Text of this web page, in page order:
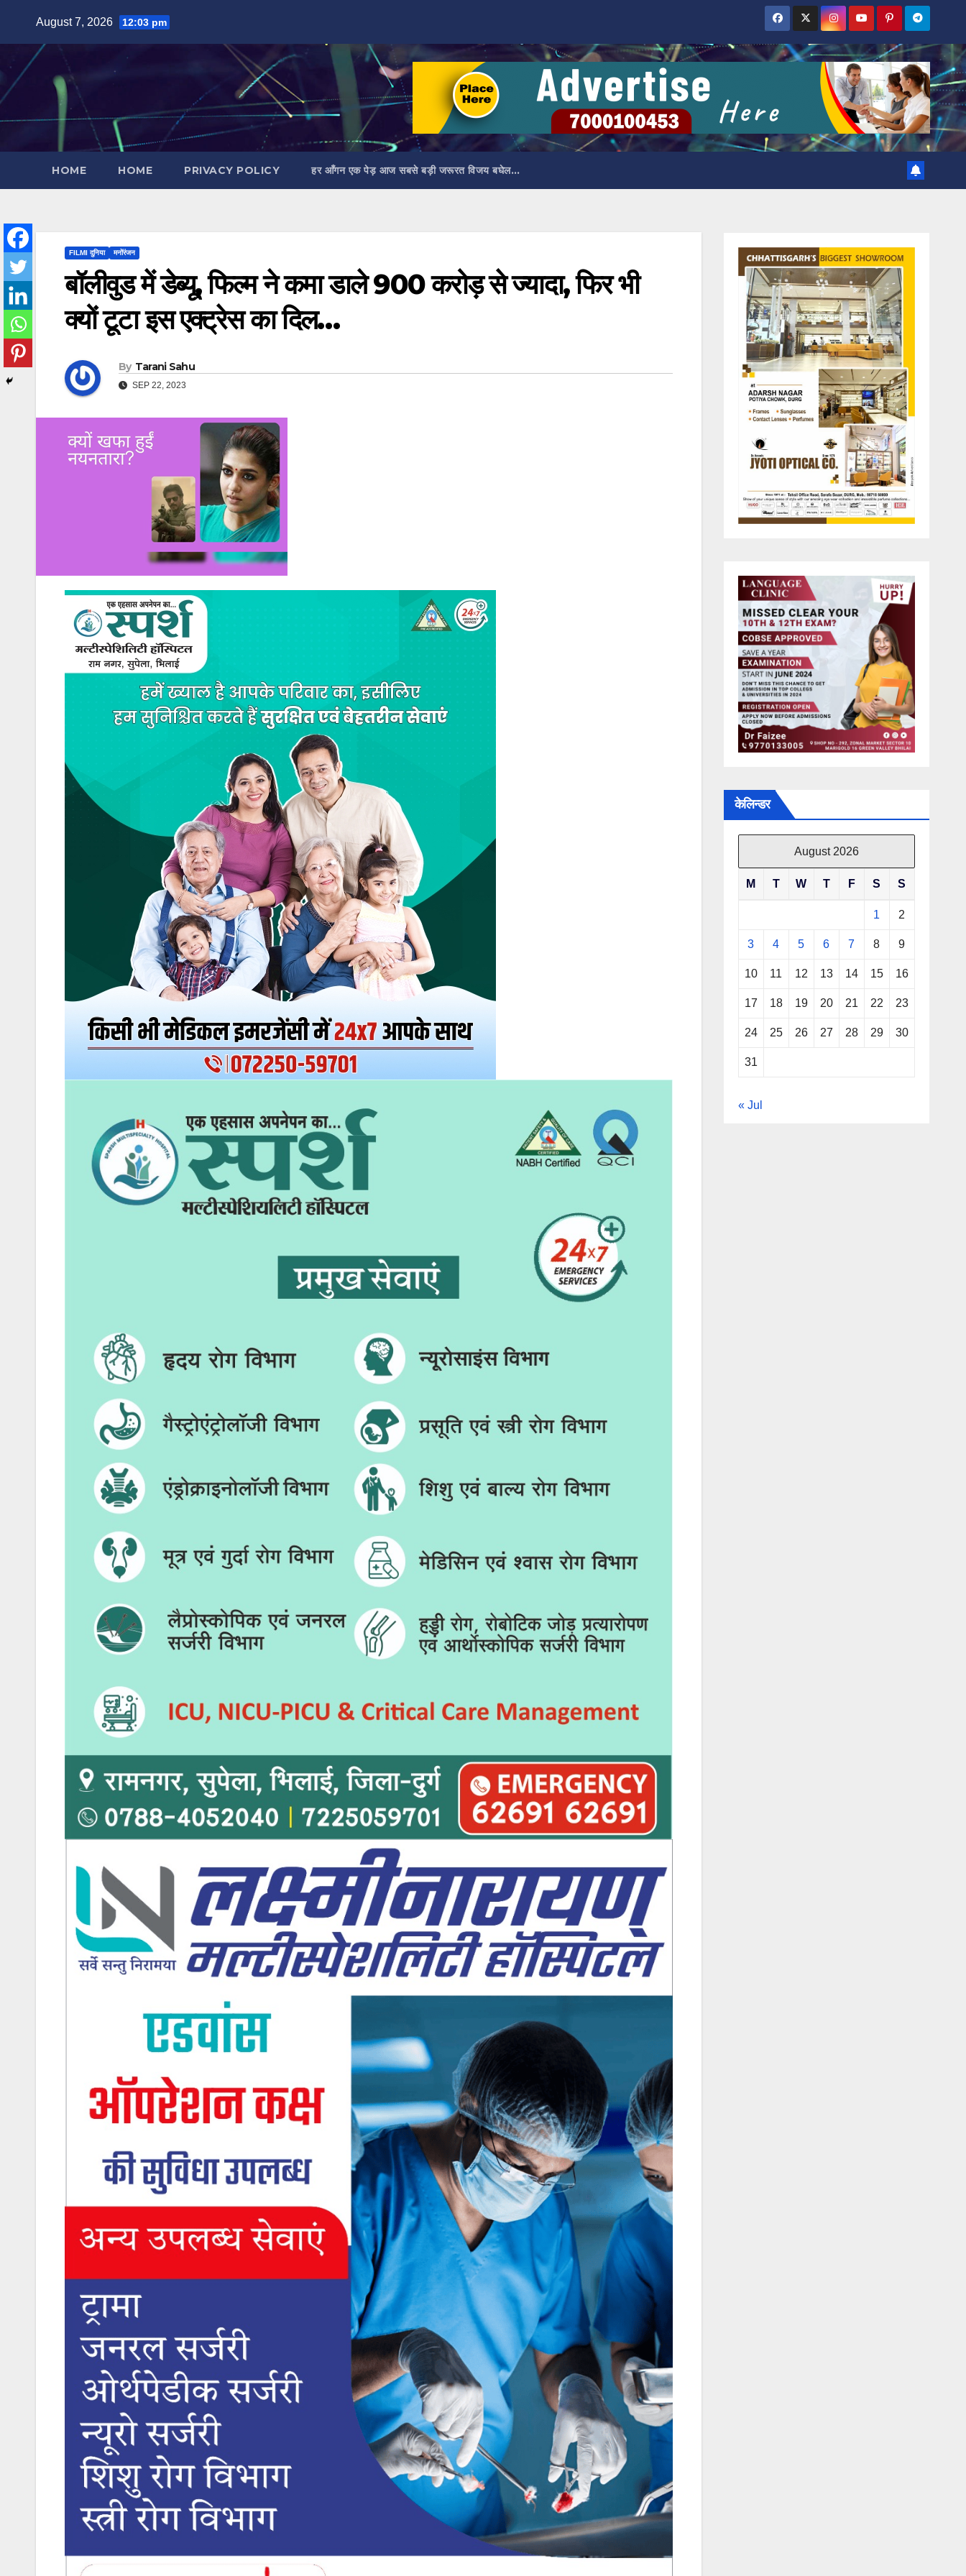
content
August 7, 2026 12:03 pm
HOME HOME PRIVACY POLICY हर आँगन एक पेड़ आज सबसे बड़ी जरूरत विजय बघेल…
FILMI दुनिया मनोंरंजन
बॉलीवुड में डेब्यू, फिल्म ने कमा डाले 900 करोड़ से ज्यादा, फिर भी
क्यों टूटा इस एक्ट्रेस का दिल…
By Tarani Sahu
SEP 22, 2023
केलिन्डर
August 2026
M T W T F S S
1 2
3 4 5 6 7 8 9
10 11 12 13 14 15 16
17 18 19 20 21 22 23
24 25 26 27 28 29 30
31
« Jul